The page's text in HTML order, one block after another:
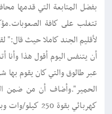
بفضل المتابعة التي قدمها
تتغلب على كافة
لأقليم الجند كاملا حيث قال:"
أن يتنفس اليوم أقول هذا وأنا
عبر طالوق والتي كان يقوم بها
الحمير".وأضاف أن من ضمن